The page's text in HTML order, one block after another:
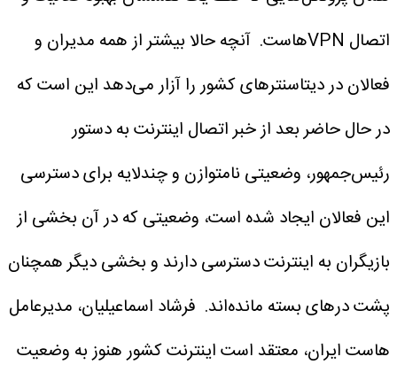
اتصال VPNهاست.
آنچه حالا بیشتر از همه مدیران و
فعالان در دیتاسنترهای کشور را آزار می‌دهد این است که
در حال حاضر بعد از خبر اتصال اینترنت به دستور
رئیس‌جمهور، وضعیتی نامتوازن و چندلایه برای دسترسی
این فعالان ایجاد شده است، وضعیتی که در آن بخشی از
بازیگران به اینترنت دسترسی دارند و بخشی دیگر همچنان
پشت درهای بسته مانده‌اند. فرشاد اسماعیلیان، مدیرعامل
هاست ایران، معتقد است اینترنت کشور هنوز به وضعیت